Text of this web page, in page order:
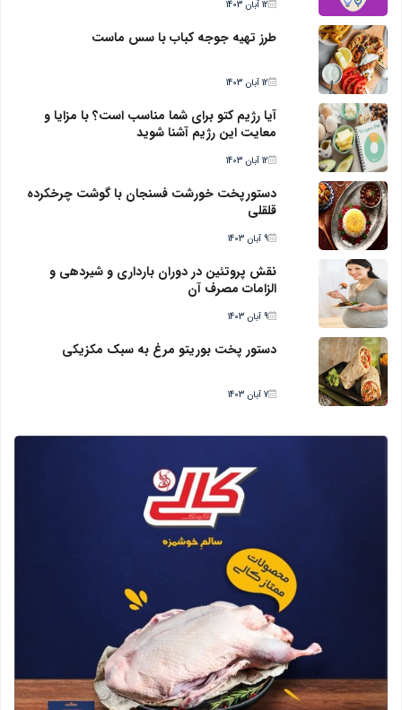
12 آبان 1403
طرز تهیه جوجه کباب با سس ماست
12 آبان 1403
آیا رژیم کتو برای شما مناسب است؟ با مزایا و
معایت این رژیم آشنا شوید
12 آبان 1403
دستورپخت خورشت فسنجان با گوشت چرخکرده
قلقلی
9 آبان 1403
نقش پروتئین در دوران بارداری و شیردهی و
الزامات مصرف آن
9 آبان 1403
دستور پخت بوریتو مرغ به سبک مکزیکی
7 آبان 1403